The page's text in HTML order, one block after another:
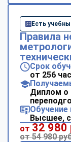
Есть
Правила
Срок
от 256
Диплом о
Обучение
Высшее,
от 32 980
от 54 980